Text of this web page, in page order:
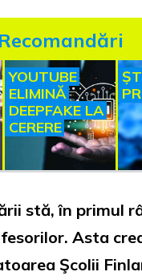
Recomandări
YOUTUBE
ELIMINĂ
DEEPFAKE LA
CERERE
stă, în primul
Asta
Şcolii